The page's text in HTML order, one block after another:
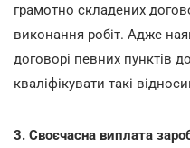
грамотно складених
виконання робіт. Адже
договорі певних пунктів
кваліфікувати такі
3. Своєчасна виплата